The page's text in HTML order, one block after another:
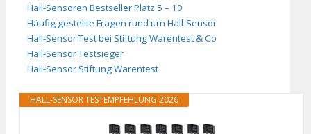
Hall-Sensoren Bestseller Platz 5 – 10
Häufig gestellte Fragen rund um Hall-Sensor
Hall-Sensor Test bei Stiftung Warentest & Co
Hall-Sensor Testsieger
Hall-Sensor Stiftung Warentest
HALL-SENSOR TESTEMPFEHLUNG 2026